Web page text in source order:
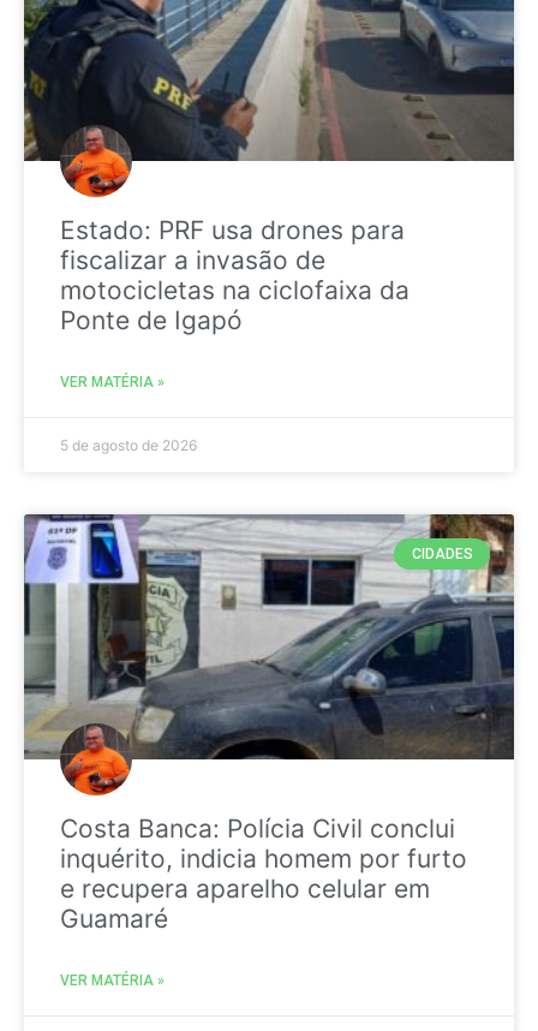
Estado: PRF usa drones para
fiscalizar a invasão de
motocicletas na ciclofaixa da
Ponte de Igapó
VER MATÉRIA »
5 de agosto de 2026
CIDADES
Costa Banca: Polícia Civil conclui
inquérito, indicia homem por furto
e recupera aparelho celular em
Guamaré
VER MATÉRIA »